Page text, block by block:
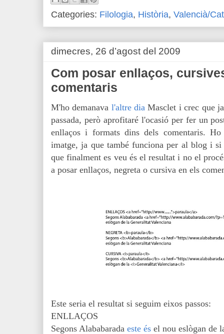
Categories: Filologia, Història, Valencià/
dimecres, 26 d’agost del 2009
Com posar enllaços,
comentaris
M'ho demanava l'altre dia Masclet i crec que
passada, però aprofitaré l'ocasió per fer un
enllaços i formats dins dels comentaris.
imatge, ja que també funciona per al blog i si
que finalment es veu és el resultat i no el
a posar enllaços, negreta o cursiva en els
Este seria el resultat si seguim eixos passos:
ENLLAÇOS
Segons Alababarada este és el nou eslògan de